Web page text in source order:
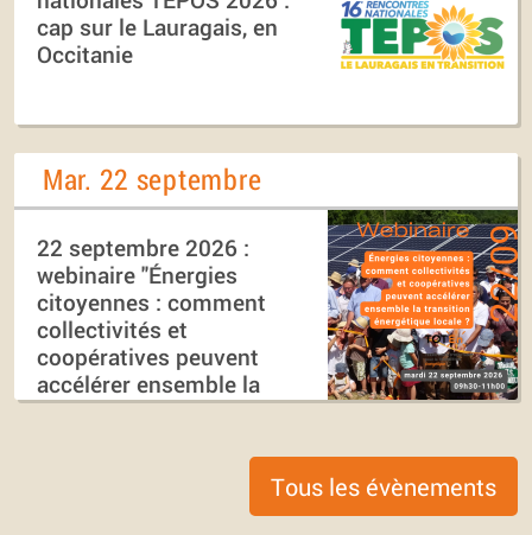
cap sur le Lauragais, en
Occitanie
Mar. 22 septembre
22 septembre 2026 :
webinaire "Énergies
citoyennes : comment
collectivités et
coopératives peuvent
accélérer ensemble la
transition énergétique
Tous les évènements